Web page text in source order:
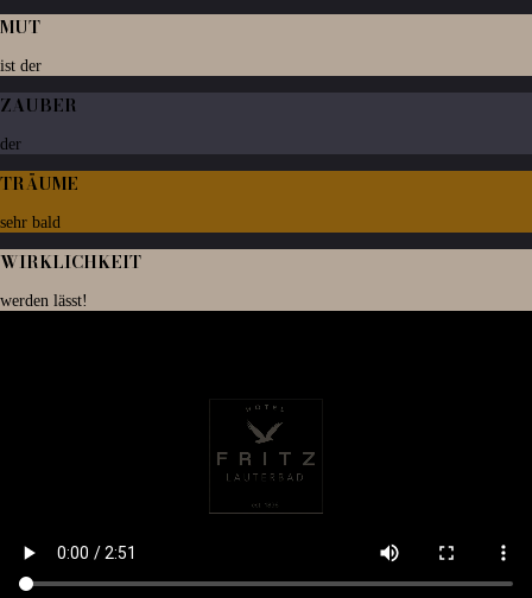
MUT
ist der
ZAUBER
der
TRÄUME
sehr bald
WIRKLICHKEIT
werden lässt!